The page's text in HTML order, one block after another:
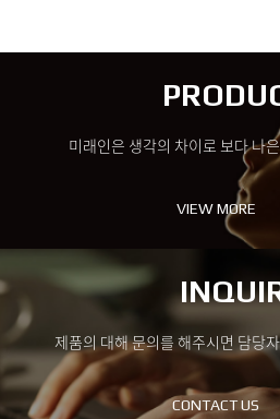
미래인은 생각의 차이로 보다 나
VIEW MORE
제품의 대해 문의를 해주시면 담당
CONTACT US